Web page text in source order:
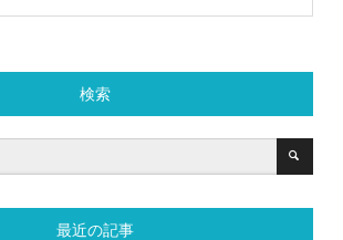
検索
最近の記事